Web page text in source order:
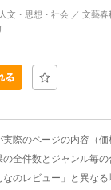
文・思想・社会 ／ 文藝
際のページの内容（
全件数とジャンル毎の
のレビュー」と異なる